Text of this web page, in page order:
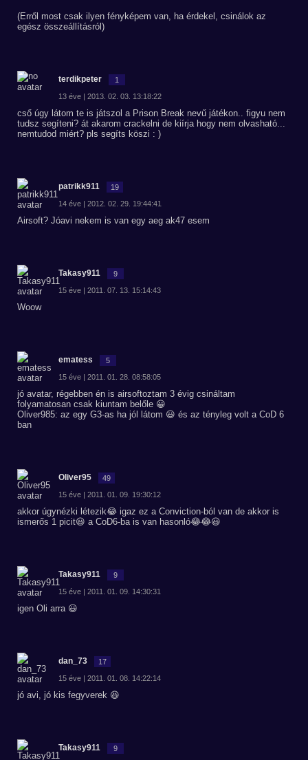
(Erről most csak ilyen fényképem van, ha érdekel, csinálok az
egész összeállításról)
terdikpeter 1
13 éve | 2013. 02. 03. 13:18:22
cső úgy látom te is játszol a Prison Break nevű játékon.. figyu nem
tudsz segíteni? át akarom crackelni de kiírja hogy nem olvasható...
nemtudod miért? pls segíts köszi : )
patrikk911 19
14 éve | 2012. 02. 29. 19:44:41
Airsoft? Jóavi nekem is van egy aeg ak47 esem
Takasy911 9
15 éve | 2011. 07. 13. 15:14:43
Woow
ematess 5
15 éve | 2011. 01. 28. 08:58:05
jó avatar, régebben én is airsoftoztam 3 évig csináltam
folyamatosan csak kiuntam belőle 😀
Oliver985: az egy G3-as ha jól látom 😃 és az tényleg volt a CoD 6
ban
Oliver95 49
15 éve | 2011. 01. 09. 19:30:12
akkor úgynézki létezik😂 igaz ez a Conviction-ból van de akkor is
ismerős 1 picit😃 a CoD6-ba is van hasonló😂😂😃
Takasy911 9
15 éve | 2011. 01. 09. 14:30:31
igen Oli arra 😃
dan_73 17
15 éve | 2011. 01. 08. 14:22:14
jó avi, jó kis fegyverek 😆
Takasy911 9